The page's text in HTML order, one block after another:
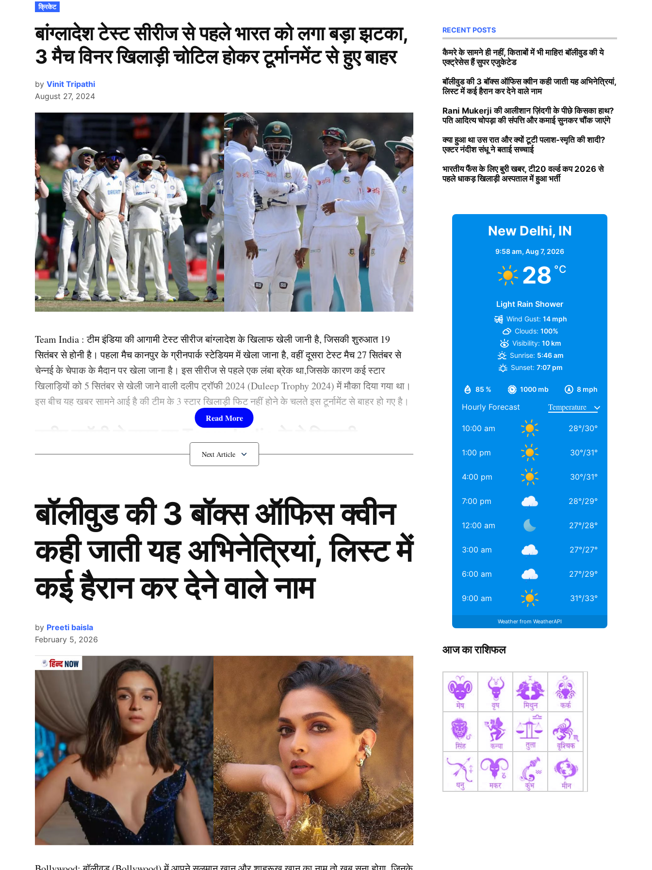
POSTED
IN
क्रिकेट
बांग्लादेश टेस्ट सीरीज से पहले भारत को लगा बड़ा झटका,
3 मैच विनर खिलाड़ी चोटिल होकर टूर्मानमेंट से हुए बाहर
by Vinit Tripathi
August 27, 2024
Team India : टीम इंडिया की आगामी टेस्ट सीरीज बांग्लादेश के खिलाफ खेली जानी है, जिसकी शुरुआत 19
सितंबर से होनी है। पहला मैच कानपुर के ग्रीनपार्क स्टेडियम में खेला जाना है, वहीं दूसरा टेस्ट मैच 27 सितंबर से
चेन्नई के चेपाक के मैदान पर खेला जाना है। इस सीरीज से पहले एक लंबा ब्रेक था,जिसके कारण कई स्टार
खिलाड़ियों को 5 सितंबर से खेली जाने वाली दलीप ट्रॉफी 2024 (Duleep Trophy 2024) में मौका दिया गया था।
इस बीच यह खबर सामने आई है की टीम के 3 स्टार खिलाड़ी फिट नहीं होने के चलते इस टूर्नामेंट से बाहर हो गए है।
दलीप ट्रॉफी से बाहर हुए Team India के ये खिलाड़ी
Team India
दलीप ट्रॉफी 2024 (Duleep Trophy 2024) में टीम इंडिया (Team India) के कई स्टार खिलाड़ी खेलते हुए नजर
आएंगे, हालांकि टूर्नामेंट शुरू होने के ठीक पहले एक बड़ा झटका लगा है। भारतीय टीम के तेज गेंदबाज मोहम्मद
सिराज (Mohammed Siraj) और धाकड़ खिलाड़ी उमरान मलिक (Umran Malik) बुखार होने की वजह से बाहर
हो गए है। जबकि दिग्गज ऑलराउंडर रवींद्र जडेजा (Ravindra Jadeja) चोट को इस टूर्नामेंट से रिलीज कार दिया
गया है,हालांकि इसके पीछे कोई कारण नहीं बताया गया है।
बॉलीवुड की 3 बॉक्स ऑफिस क्वीन
कही जाती यह अभिनेत्रियां, लिस्ट में
कई हैरान कर देने वाले नाम
by Preeti baisla
February 5, 2026
RECENT POSTS
कैमरे के सामने ही नहीं, किताबों में भी माहिर! बॉलीवुड की ये
एक्ट्रेसेस हैं सुपर एजुकेटेड
बॉलीवुड की 3 बॉक्स ऑफिस क्वीन कही जाती यह अभिनेत्रियां,
लिस्ट में कई हैरान कर देने वाले नाम
Rani Mukerji की आलीशान ज़िंदगी के पीछे किसका हाथ?
पति आदित्य चोपड़ा की संपत्ति और कमाई सुनकर चौंक जाएंगे
क्या हुआ था उस रात और क्यों टूटी पलाश-स्मृति की शादी?
एक्टर नंदीश संधू ने बताई सच्चाई
भारतीय फैंस के लिए बुरी खबर, टी20 वर्ल्ड कप 2026 से
पहले धाकड़ खिलाड़ी अस्पताल में हुआ भर्ती
New Delhi, IN
9:58 am, Aug 7, 2026
28 °C
Light Rain Shower
85 % 1000 mb 8 mph
Wind Gust: 14 mph
Clouds: 100%
Visibility: 10 km
Sunrise: 5:46 am
Sunset: 7:07 pm
Hourly Forecast
10:00 am 28°/30°
1:00 pm 30°/31°
4:00 pm 30°/31°
7:00 pm 28°/29°
12:00 am 27°/28°
3:00 am 27°/27°
6:00 am 27°/29°
9:00 am 31°/33°
Weather from WeatherAPI
आज का राशिफल